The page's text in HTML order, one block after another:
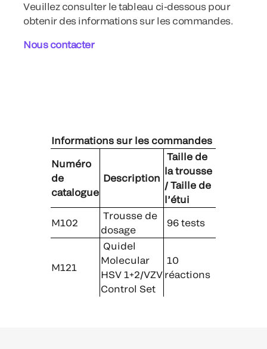
Veuillez consulter le tableau ci-dessous pour
obtenir des informations sur les commandes.
Nous contacter
Informations sur les commandes
Numéro
de
catalogue
Description
Taille de
la trousse
/ Taille de
l’étui
M102
Trousse de
dosage
96 tests
M121
Quidel
Molecular
HSV 1+2/VZV
Control Set
10
réactions